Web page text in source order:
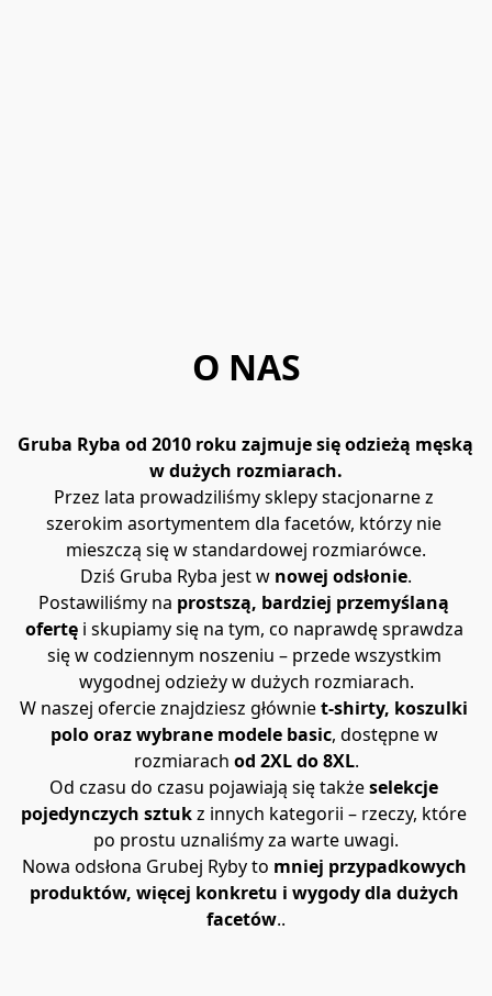
O NAS
Gruba Ryba od 2010 roku zajmuje się odzieżą męską
w dużych rozmiarach.
Przez lata prowadziliśmy sklepy stacjonarne z
szerokim asortymentem dla facetów, którzy nie
mieszczą się w standardowej rozmiarówce.
Dziś Gruba Ryba jest w nowej odsłonie.
Postawiliśmy na prostszą, bardziej przemyślaną
ofertę i skupiamy się na tym, co naprawdę sprawdza
się w codziennym noszeniu – przede wszystkim
wygodnej odzieży w dużych rozmiarach.
W naszej ofercie znajdziesz głównie t-shirty, koszulki
polo oraz wybrane modele basic, dostępne w
rozmiarach od 2XL do 8XL.
Od czasu do czasu pojawiają się także selekcje
pojedynczych sztuk z innych kategorii – rzeczy, które
po prostu uznaliśmy za warte uwagi.
Nowa odsłona Grubej Ryby to mniej przypadkowych
produktów, więcej konkretu i wygody dla dużych
facetów..